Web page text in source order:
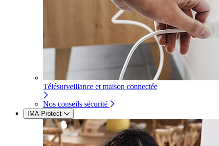
Télésurveillance et maison connectée
Nos conseils sécurité
IMA Protect